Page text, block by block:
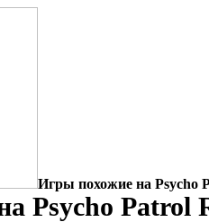
Игры похожие на Psycho
Psycho Patrol